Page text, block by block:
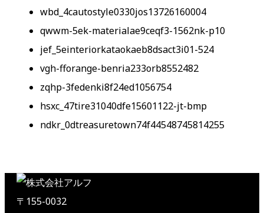
wbd_4cautostyle0330jos13726160004
qwwm-5ek-materialae9ceqf3-1562nk-p10
jef_5einteriorkataokaeb8dsact3i01-524
vgh-fforange-benria233orb8552482
zqhp-3fedenki8f24ed1056754
hsxc_47tire31040dfe15601122-jt-bmp
ndkr_0dtreasuretown74f44548745814255
〒155-0032